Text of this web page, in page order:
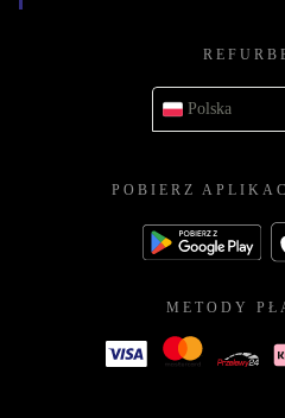
Polska
POBIERZ
METODY